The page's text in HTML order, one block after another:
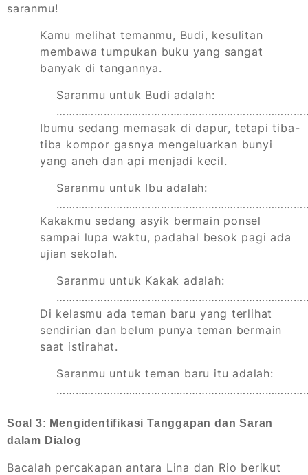
saranmu!
Kamu melihat temanmu, Budi, kesulitan
membawa tumpukan buku yang sangat
banyak di tangannya.
Saranmu untuk Budi adalah:
Ibumu sedang memasak di dapur, tetapi tiba-
tiba kompor gasnya mengeluarkan bunyi
yang aneh dan api menjadi kecil.
Saranmu untuk Ibu adalah:
Kakakmu sedang asyik bermain ponsel
sampai lupa waktu, padahal besok pagi ada
ujian sekolah.
Saranmu untuk Kakak adalah:
Di kelasmu ada teman baru yang terlihat
sendirian dan belum punya teman bermain
saat istirahat.
Saranmu untuk teman baru itu adalah:
Soal 3: Mengidentifikasi Tanggapan dan Saran
dalam Dialog
Bacalah percakapan antara Lina dan Rio berikut